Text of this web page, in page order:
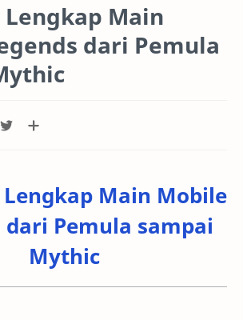
Lengkap Main
dari Pemula
Main Mobile
dari Pemula sampai
Mythic